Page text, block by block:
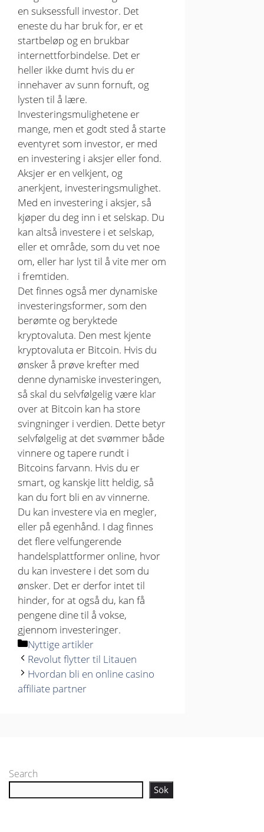
en suksessfull investor. Det
eneste du har bruk for, er et
startbeløp og en brukbar
internettforbindelse. Det er
heller ikke dumt hvis du er
innehaver av sunn fornuft, og
lysten til å lære.
Investeringsmulighetene er
mange, men et godt sted å starte
eventyret som investor, er med
en investering i aksjer eller fond.
Aksjer er en velkjent, og
anerkjent, investeringsmulighet.
Med en investering i aksjer, så
kjøper du deg inn i et selskap. Du
kan altså investere i et selskap,
eller et område, som du vet noe
om, eller har lyst til å vite mer om
i fremtiden.
Det finnes også mer dynamiske
investeringsformer, som den
berømte og beryktede
kryptovaluta. Den mest kjente
kryptovaluta er Bitcoin. Hvis du
ønsker å prøve krefter med
denne dynamiske investeringen,
så skal du selvfølgelig være klar
over at Bitcoin kan ha store
svingninger i verdien. Dette betyr
selvfølgelig at det svømmer både
vinnere og tapere rundt i
Bitcoins farvann. Hvis du er
smart, og kanskje litt heldig, så
kan du fort bli en av vinnerne.
Du kan investere via en megler,
eller på egenhånd. I dag finnes
det flere velfungerende
handelsplattformer online, hvor
du kan investere i det som du
ønsker. Det er derfor intet til
hinder, for at også du, kan få
pengene dine til å vokse,
gjennom investeringer.
Kategorier
Nyttige artikler
Revolut flytter til Litauen
Hvordan bli en online casino
affiliate partner
Search
Sök